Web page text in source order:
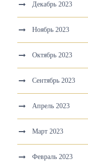
Декабрь 2023
Ноябрь 2023
Октябрь 2023
Сентябрь 2023
Апрель 2023
Март 2023
Февраль 2023